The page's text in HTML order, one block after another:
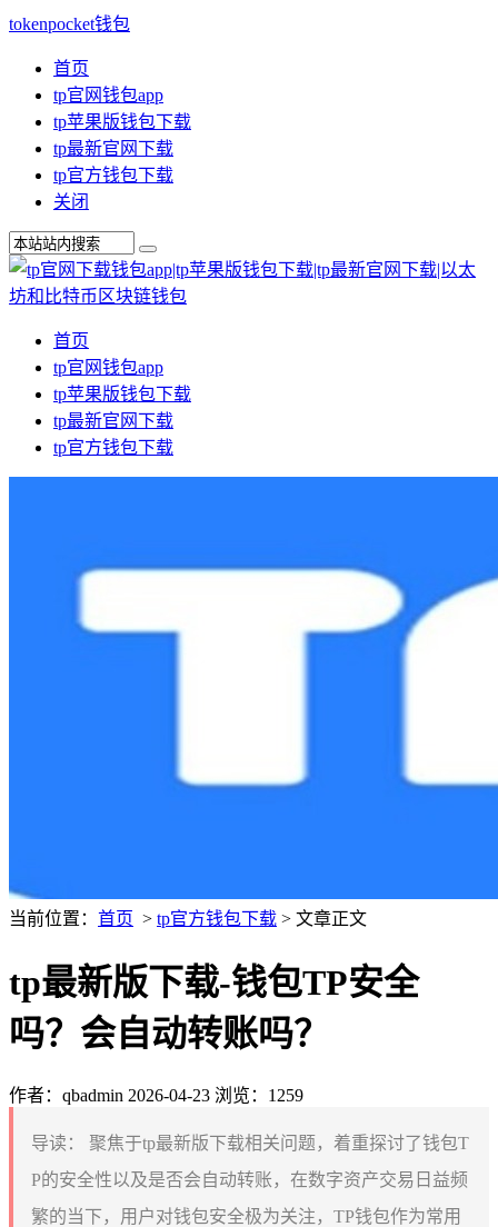
tokenpocket钱包
首页
tp官网钱包app
tp苹果版钱包下载
tp最新官网下载
tp官方钱包下载
关闭
首页
tp官网钱包app
tp苹果版钱包下载
tp最新官网下载
tp官方钱包下载
当前位置： 首页 > tp官方钱包下载 > 文章正文
tp最新版下载-钱包TP安全
吗？会自动转账吗？
作者：qbadmin 2026-04-23 浏览：1259
导读：
聚焦于tp最新版下载相关问题，着重探讨了钱包T
P的安全性以及是否会自动转账，在数字资产交易日益频
繁的当下，用户对钱包安全极为关注，TP钱包作为常用